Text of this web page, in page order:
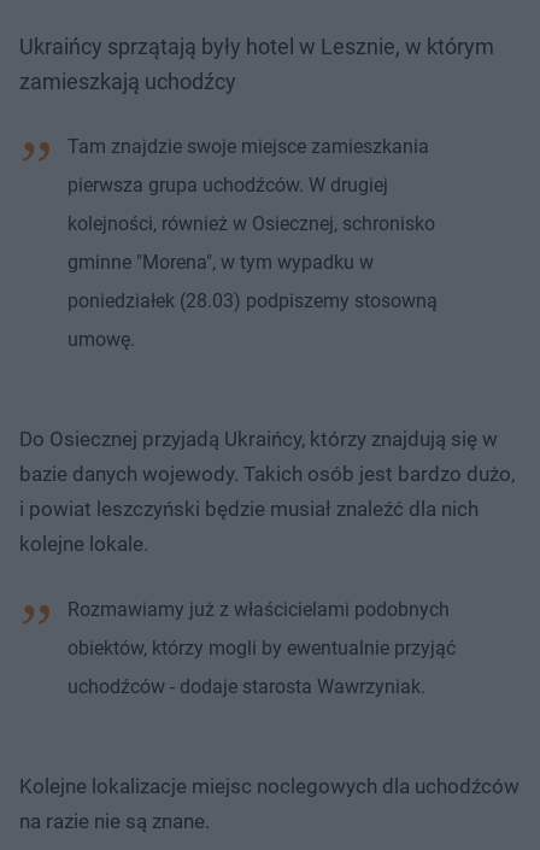
Ukraińcy sprzątają były hotel w Lesznie, w którym
zamieszkają uchodźcy
Tam znajdzie swoje miejsce zamieszkania
pierwsza grupa uchodźców. W drugiej
kolejności, również w Osiecznej, schronisko
gminne "Morena", w tym wypadku w
poniedziałek (28.03) podpiszemy stosowną
umowę.
Do Osiecznej przyjadą Ukraińcy, którzy znajdują się w
bazie danych wojewody. Takich osób jest bardzo dużo,
i powiat leszczyński będzie musiał znaleźć dla nich
kolejne lokale.
Rozmawiamy już z właścicielami podobnych
obiektów, którzy mogli by ewentualnie przyjąć
uchodźców - dodaje starosta Wawrzyniak.
Kolejne lokalizacje miejsc noclegowych dla uchodźców
na razie nie są znane.